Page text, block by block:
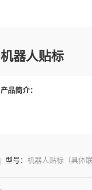
机器人贴标
产品简介：
型号：机器人贴标（具体